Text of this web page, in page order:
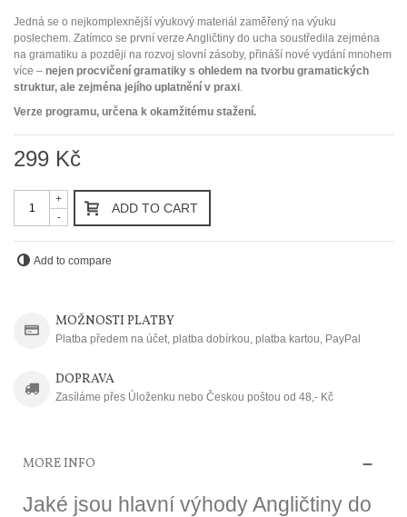
Jedná se o nejkomplexnější výukový materiál zaměřený na výuku
poslechem. Zatímco se první verze Angličtiny do ucha soustředila zejména
na gramatiku a později na rozvoj slovní zásoby, přináší nové vydání mnohem
více – nejen procvičení gramatiky s ohledem na tvorbu gramatických
struktur, ale zejména jejího uplatnění v praxi
Verze programu, určena k okamžitému stažení.
299 Kč
-
+
ADD TO CART
Add to compare
MOŽNOSTI PLATBY
Platba předem na účet, platba dobírkou, platba kartou, PayPal
DOPRAVA
Zasíláme přes Úloženku nebo Českou poštou od 48,- Kč
MORE INFO
Jaké jsou hlavní výhody Angličtiny do